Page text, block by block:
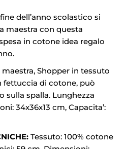
dell’anno scolastico si
maestra con questa
in cotone idea regalo
Shopper in tessuto
fettuccia di cotone, può
sulla spalla. Lunghezza
34x36x13 cm, Capacita’:
Tessuto: 100% cotone